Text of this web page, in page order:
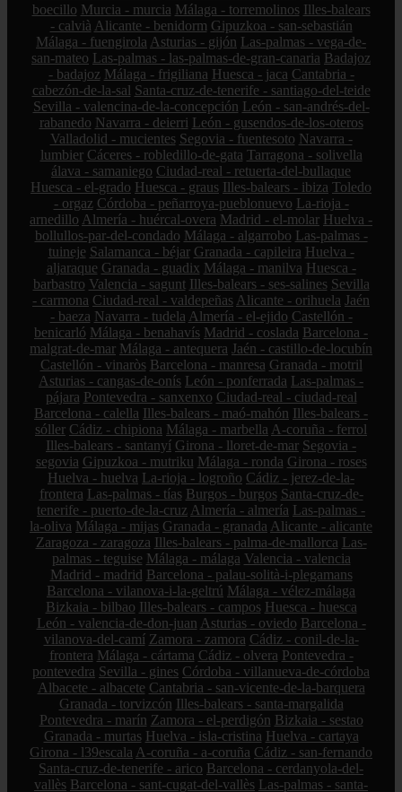
boecillo Murcia - murcia Málaga - torremolinos Illes-balears
- calvià Alicante - benidorm Gipuzkoa - san-sebastián
Málaga - fuengirola Asturias - gijón Las-palmas - vega-de-
san-mateo Las-palmas - las-palmas-de-gran-canaria Badajoz
- badajoz Málaga - frigiliana Huesca - jaca Cantabria -
cabezón-de-la-sal Santa-cruz-de-tenerife - santiago-del-teide
Sevilla - valencina-de-la-concepción León - san-andrés-del-
rabanedo Navarra - deierri León - gusendos-de-los-oteros
Valladolid - mucientes Segovia - fuentesoto Navarra -
lumbier Cáceres - robledillo-de-gata Tarragona - solivella
álava - samaniego Ciudad-real - retuerta-del-bullaque
Huesca - el-grado Huesca - graus Illes-balears - ibiza Toledo
- orgaz Córdoba - peñarroya-pueblonuevo La-rioja -
arnedillo Almería - huércal-overa Madrid - el-molar Huelva -
bollullos-par-del-condado Málaga - algarrobo Las-palmas -
tuineje Salamanca - béjar Granada - capileira Huelva -
aljaraque Granada - guadix Málaga - manilva Huesca -
barbastro Valencia - sagunt Illes-balears - ses-salines Sevilla
- carmona Ciudad-real - valdepeñas Alicante - orihuela Jaén
- baeza Navarra - tudela Almería - el-ejido Castellón -
benicarló Málaga - benahavís Madrid - coslada Barcelona -
malgrat-de-mar Málaga - antequera Jaén - castillo-de-locubín
Castellón - vinaròs Barcelona - manresa Granada - motril
Asturias - cangas-de-onís León - ponferrada Las-palmas -
pájara Pontevedra - sanxenxo Ciudad-real - ciudad-real
Barcelona - calella Illes-balears - maó-mahón Illes-balears -
sóller Cádiz - chipiona Málaga - marbella A-coruña - ferrol
Illes-balears - santanyí Girona - lloret-de-mar Segovia -
segovia Gipuzkoa - mutriku Málaga - ronda Girona - roses
Huelva - huelva La-rioja - logroño Cádiz - jerez-de-la-
frontera Las-palmas - tías Burgos - burgos Santa-cruz-de-
tenerife - puerto-de-la-cruz Almería - almería Las-palmas -
la-oliva Málaga - mijas Granada - granada Alicante - alicante
Zaragoza - zaragoza Illes-balears - palma-de-mallorca Las-
palmas - teguise Málaga - málaga Valencia - valencia
Madrid - madrid Barcelona - palau-solità-i-plegamans
Barcelona - vilanova-i-la-geltrú Málaga - vélez-málaga
Bizkaia - bilbao Illes-balears - campos Huesca - huesca
León - valencia-de-don-juan Asturias - oviedo Barcelona -
vilanova-del-camí Zamora - zamora Cádiz - conil-de-la-
frontera Málaga - cártama Cádiz - olvera Pontevedra -
pontevedra Sevilla - gines Córdoba - villanueva-de-córdoba
Albacete - albacete Cantabria - san-vicente-de-la-barquera
Granada - torvizcón Illes-balears - santa-margalida
Pontevedra - marín Zamora - el-perdigón Bizkaia - sestao
Granada - murtas Huelva - isla-cristina Huelva - cartaya
Girona - l39escala A-coruña - a-coruña Cádiz - san-fernando
Santa-cruz-de-tenerife - arico Barcelona - cerdanyola-del-
vallès Barcelona - sant-cugat-del-vallès Las-palmas - santa-